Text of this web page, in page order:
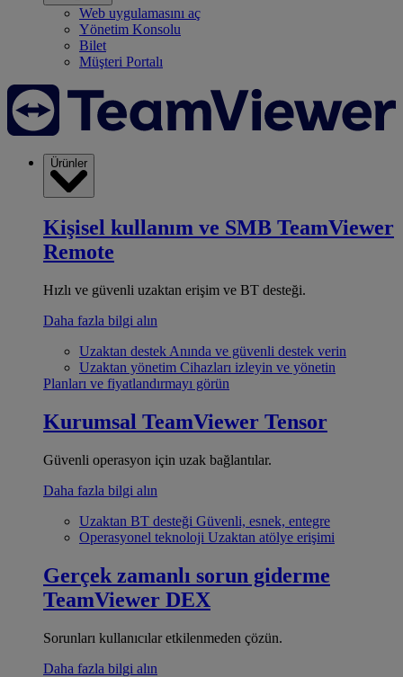
Web uygulamasını aç
Yönetim Konsolu
Bilet
Müşteri Portalı
Ürünler
Kişisel kullanım ve SMB TeamViewer
Remote
Hızlı ve güvenli uzaktan erişim ve BT desteği.
Daha fazla bilgi alın
Uzaktan destek Anında ve güvenli destek verin
Uzaktan yönetim Cihazları izleyin ve yönetin
Planları ve fiyatlandırmayı görün
Kurumsal TeamViewer Tensor
Güvenli operasyon için uzak bağlantılar.
Daha fazla bilgi alın
Uzaktan BT desteği Güvenli, esnek, entegre
Operasyonel teknoloji Uzaktan atölye erişimi
Gerçek zamanlı sorun giderme
TeamViewer DEX
Sorunları kullanıcılar etkilenmeden çözün.
Daha fazla bilgi alın